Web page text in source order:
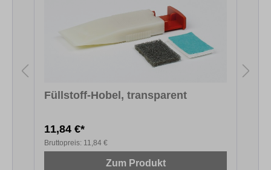
Füllstoff-Hobel, transparent
11,84 €*
Bruttopreis: 11,84 €
Zum Produkt